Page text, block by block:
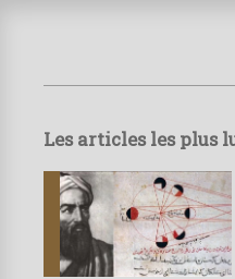
Les articles les plus